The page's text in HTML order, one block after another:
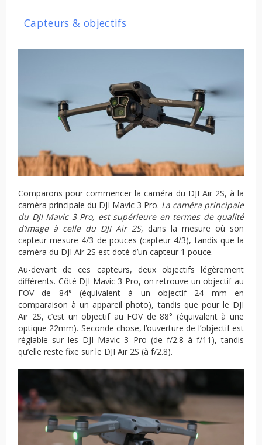
Capteurs & objectifs
Comparons pour commencer la caméra du DJI Air 2S, à la
caméra principale du DJI Mavic 3 Pro. La caméra principale
du DJI Mavic 3 Pro, est supérieure en termes de qualité
d’image à celle du DJI Air 2S, dans la mesure où son
capteur mesure 4/3 de pouces (capteur 4/3), tandis que la
caméra du DJI Air 2S est doté d’un capteur 1 pouce.
Au-devant de ces capteurs, deux objectifs légèrement
différents. Côté DJI Mavic 3 Pro, on retrouve un objectif au
FOV de 84° (équivalent à un objectif 24 mm en
comparaison à un appareil photo), tandis que pour le DJI
Air 2S, c’est un objectif au FOV de 88° (équivalent à une
optique 22mm). Seconde chose, l’ouverture de l’objectif est
réglable sur les DJI Mavic 3 Pro (de f/2.8 à f/11), tandis
qu’elle reste fixe sur le DJI Air 2S (à f/2.8).